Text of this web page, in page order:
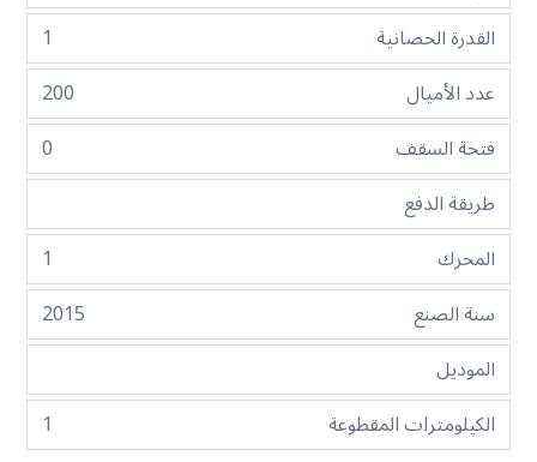
القدرة الحصانية
1
عدد الأميال
200
فتحة السقف
0
طريقة الدفع
المحرك
1
سنة الصنع
2015
الموديل
الكيلومترات المقطوعة
1